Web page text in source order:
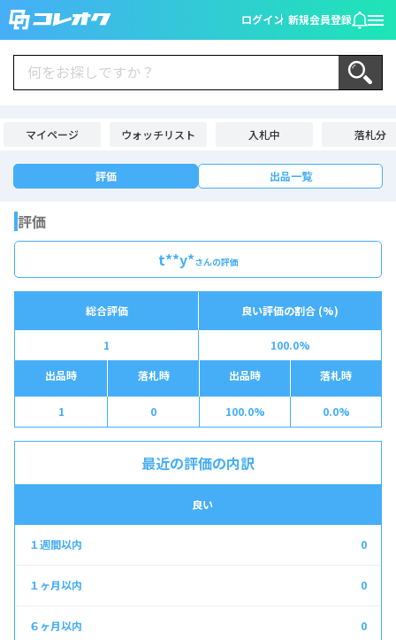
ログイン 新規会員登録
マイページ ウォッチリスト 入札中 落札分
評価 出品一覧
評価
t**y*さんの評価
総合評価 良い評価の割合 (%)
1
100.0%
出品時
落札時 出品時 落札時
1 0 100.0% 0.0%
最近の評価の内訳
良い
0
0
0